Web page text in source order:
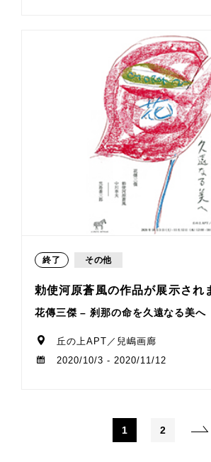
終了 その他
勅使河原蒼風の作品が展示され
花傳三傑 – 刹那の命を久遠なる美へ
丘の上APT／兒嶋画廊
2020/10/3 - 2020/11/12
1 2